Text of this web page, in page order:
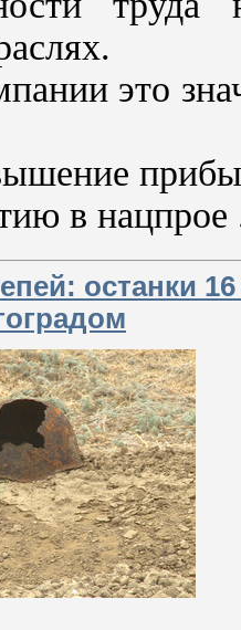
это
в нацпрое
останки